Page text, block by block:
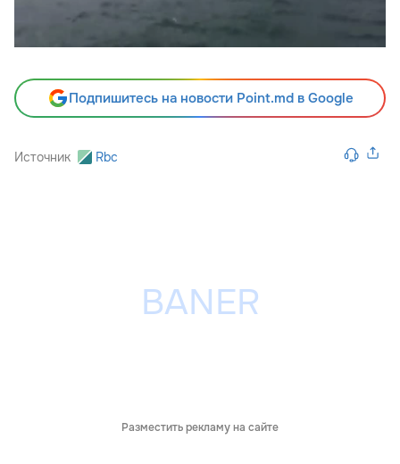
Подпишитесь на новости Point.md в Google
Источник Rbc
Разместить рекламу на сайте